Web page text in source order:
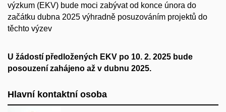
výzkum (EKV) bude moci zabývat od konce února do
začátku dubna 2025 výhradně posuzováním projektů do
těchto výzev
U žádostí předložených EKV po 10. 2. 2025 bude
posouzení zahájeno až v dubnu 2025.
Hlavní kontaktní osoba